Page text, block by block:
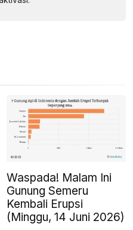
Waspada! Malam Ini
Gunung Semeru
Kembali Erupsi
(Minggu, 14 Juni 2026)